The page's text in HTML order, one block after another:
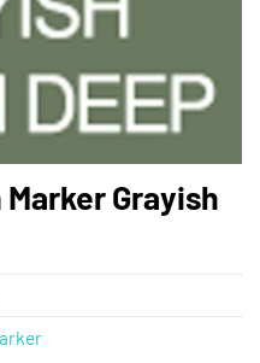
Marker Grayish